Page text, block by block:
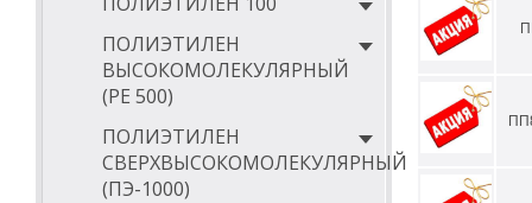
ПОЛИЭТИЛЕН
ВЫСОКОМОЛЕКУЛЯРНЫЙ
(РЕ 500)
ПОЛИЭТИЛЕН
СВЕРХВЫСОКОМОЛЕКУЛЯРНЫЙ
(ПЭ-1000)